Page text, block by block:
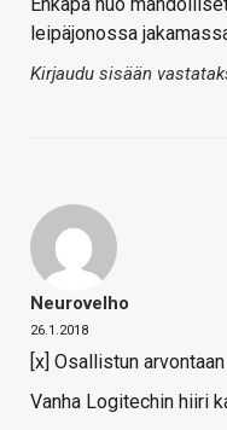
leipäjonossa
Kirjaudu sisään
Neurovelho
26.1.2018
[x] Osallistun arvontaan
Vanha Logitechin hiiri